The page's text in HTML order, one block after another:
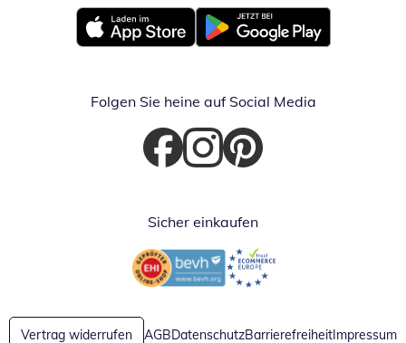
Öffnet in neuem FensterÖffnet in neuem Fenster
Folgen Sie heine auf Social Media
Öffnet in neuem Fenster
Öffnet in neuem Fenster
Öffnet in neuem Fenster
Sicher einkaufen
Öffnet in neuem FensterÖffnet in neuem Fenster
Vertrag widerrufen AGBDatenschutzBarrierefreiheitImpressum